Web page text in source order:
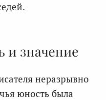
и значение
неразрывно
юность была